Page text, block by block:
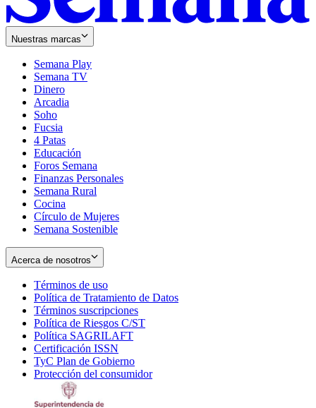
Nuestras marcas
Semana Play
Semana TV
Dinero
Arcadia
Soho
in
new
window
Fucsia
in
new
window
4 Patas
Educación
Foros Semana
Finanzas Personales
Semana Rural
Cocina
Círculo de Mujeres
Semana Sostenible
Acerca de nosotros
Términos de uso
in
new
window
Política de Tratamiento de Datos
Términos suscripciones
in
Política de Riesgos C/ST
Política SAGRILAFT
new
window
Certificación ISSN
in
new
TyC Plan de Gobierno
in
Protección del consumidorOpens